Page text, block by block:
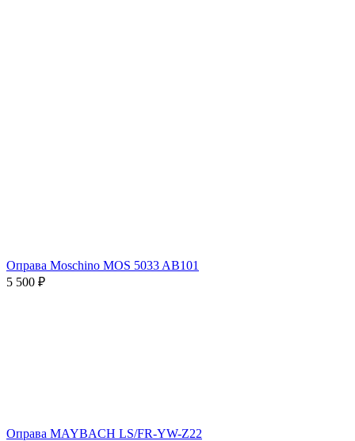
Оправа Moschino MOS 5033 AB101
5 500 ₽
Оправа MAYBACH LS/FR-YW-Z22